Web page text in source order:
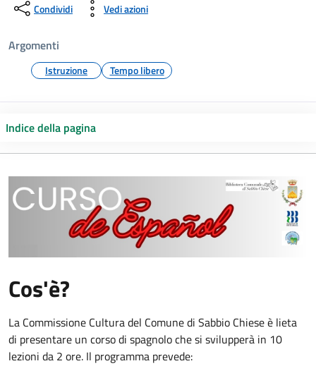
Condividi Vedi azioni
Argomenti
Istruzione Tempo libero
Indice della pagina
Cos'è?
La Commissione Cultura del Comune di Sabbio Chiese è lieta
di presentare un corso di spagnolo che si svilupperà in 10
lezioni da 2 ore. Il programma prevede: